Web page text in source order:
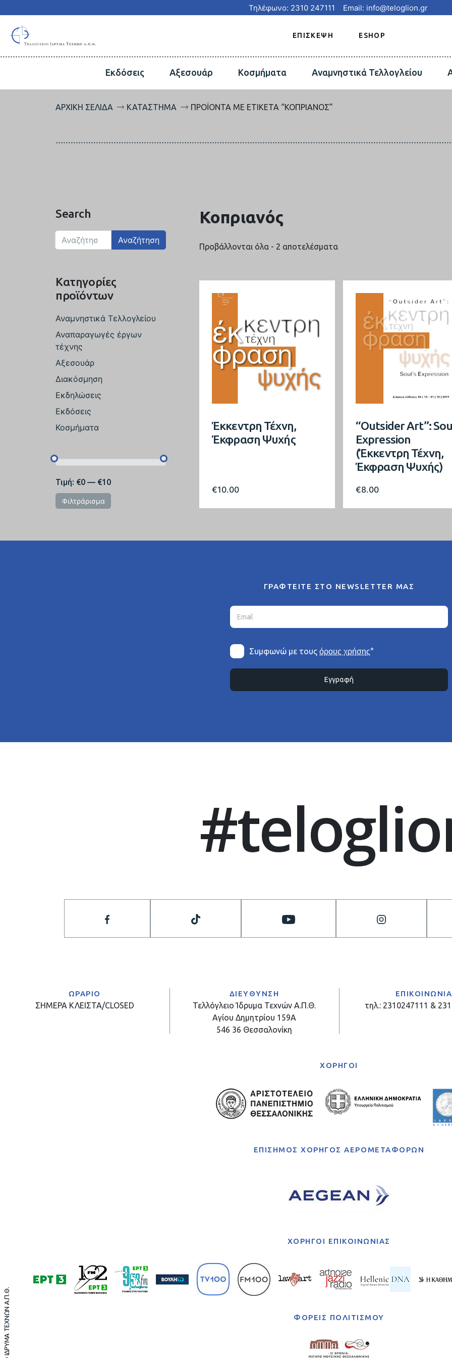
Τηλέφωνο: 2310 247111 Email: info@teloglion.gr
ΕΠΙΣΚΕΨΗ ESHOP
Εκδόσεις Αξεσουάρ Κοσμήματα Αναμνηστικά Τελλογλείου
ΑΡΧΙΚΉ ΣΕΛΊΔΑ ΚΑΤΆΣΤΗΜΑ ΠΡΟΪΌΝΤΑ ΜΕ ΕΤΙΚΈΤΑ “ΚΟΠΡΙΑΝΌΣ”
Search
Αναζήτηση
Κατηγορίες
προϊόντων
Αναμνηστικά Τελλογλείου
Αναπαραγωγές έργων
τέχνης
Αξεσουάρ
Διακόσμηση
Εκδηλώσεις
Εκδόσεις
Κοσμήματα
Φιλτράρισμα
Τιμή: €0 — €10
Κοπριανός
Προβάλλονται όλα - 2 αποτελέσματα
Έκκεντρη Τέχνη,
Έκφραση Ψυχής
€10.00
“Outsider Art”:
Expression
(Έκκεντρη Τέχνη,
Έκφραση Ψυχής)
€8.00
ΓΡΑΦΤΕΙΤΕ ΣΤΟ NEWSLETTER ΜΑΣ
Συμφωνώ με τους όρους χρήσης*
Εγγραφή
ΩΡΑΡΙΟ
ΣΗΜΕΡΑ ΚΛΕΙΣΤΑ/CLOSED
ΔΙΕΥΘΥΝΣΗ
Τελλόγλειο Ίδρυμα Τεχνών Α.Π.Θ.
Αγίου Δημητρίου 159Α
546 36 Θεσσαλονίκη
ΕΠΙΚΟΙΝΩΝΙΑ
τηλ.: 2310247111 &
ΧΟΡΗΓΟΙ
ΕΠΙΣΗΜΟΣ ΧΟΡΗΓΟΣ ΑΕΡΟΜΕΤΑΦΟΡΩΝ
ΧΟΡΗΓΟΙ ΕΠΙΚΟΙΝΩΝΙΑΣ
ΦΟΡΕΙΣ ΠΟΛΙΤΙΣΜΟΥ